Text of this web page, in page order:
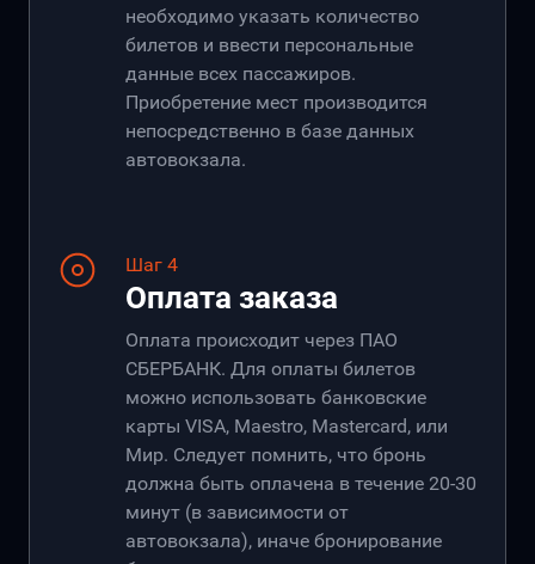
необходимо указать количество
билетов и ввести персональные
данные всех пассажиров.
Приобретение мест производится
непосредственно в базе данных
автовокзала.
Шаг 4
Оплата заказа
Оплата происходит через ПАО
СБЕРБАНК. Для оплаты билетов
можно использовать банковские
карты VISA, Maestro, Mastercard, или
Мир. Следует помнить, что бронь
должна быть оплачена в течение 20-30
минут (в зависимости от
автовокзала), иначе бронирование